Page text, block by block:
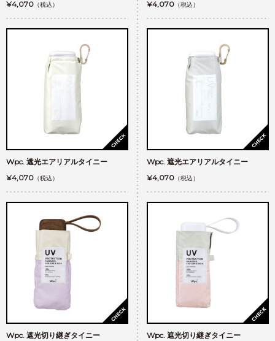
¥4,070 （税込）
¥4,070 （税込）
Wpc. 遮光エアリアルタイニー
¥4,070 （税込）
Wpc. 遮光エアリアルタイニー
¥4,070 （税込）
Wpc. 遮光切り継ぎタイニー
Wpc. 遮光切り継ぎタイニー